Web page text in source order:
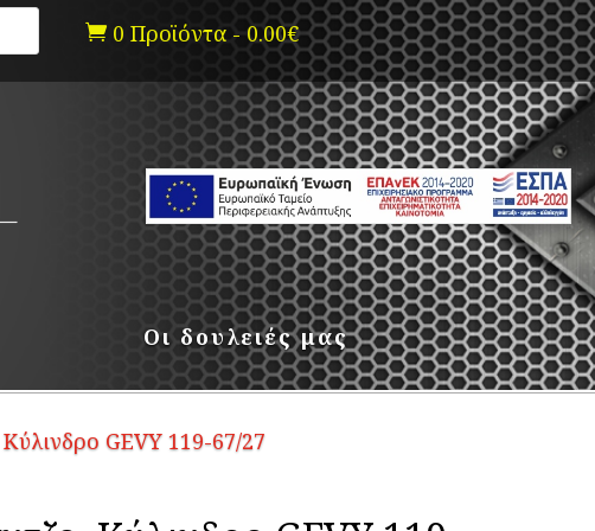
 0 Προϊόντα - 0.00€
Οι δουλειές μας
GEVY 119-67/27